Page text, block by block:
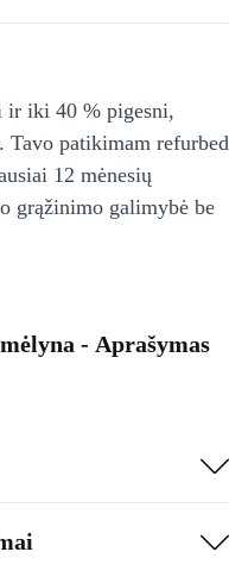
ir iki 40 % pigesni,
Tavo patikimam refurbed
12 mėnesių
grąžinimo galimybė be
- Aprašymas